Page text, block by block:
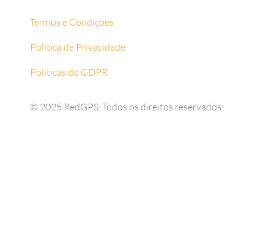
Termos e Condições
Política de Privacidade
Políticas do GDPR
© 2025 RedGPS. Todos os direitos reservados